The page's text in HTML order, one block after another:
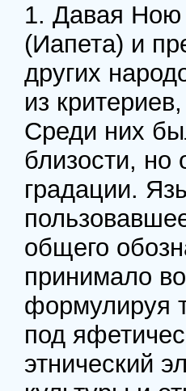
1. Давая
(Иапета) и
других
из
Среди них
близости, но
градации.
общего
принимало
формулируя
под
этнический